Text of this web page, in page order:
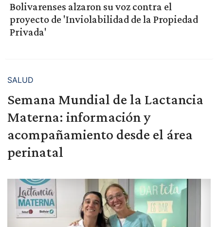
Bolivarenses alzaron su voz contra el
proyecto de 'Inviolabilidad de la Propiedad
Privada'
SALUD
Semana Mundial de la Lactancia
Materna: información y
acompañamiento desde el área
perinatal